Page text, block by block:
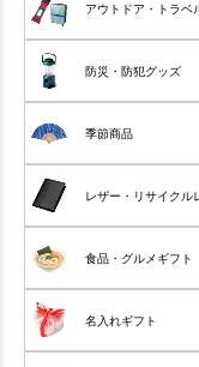
アウトドア・トラベ
防災・防犯グッズ
季節商品
レザー・リサイクル
食品・グルメギフト
名入れギフト